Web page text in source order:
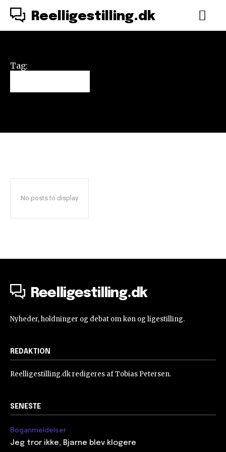
Reelligestilling.dk
Tag:
No posts to display
Reelligestilling.dk
Nyheder, holdninger og debat om køn og ligestilling.
REDAKTION
Reelligestilling.dk redigeres af Tobias Petersen.
SENESTE
Boganmeldelser
Jeg tror ikke, Bjarne blev klogere